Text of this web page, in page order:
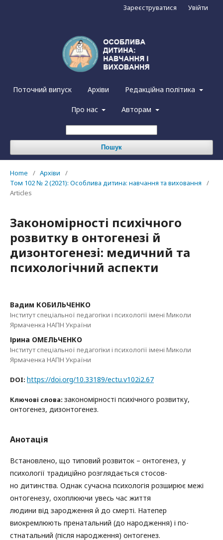
Поточний випуск Архіви Редакційна політика
Про нас Авторам
Пошук
Зареєструватися Увійти
Home / Архіви
/
Том 102 № 2 (2021): Особлива дитина: навчання та виховання
/
Articles
Закономірності психічного
розвитку в онтогенезі й
дизонтогенезі: медичний та
психологічний аспекти
Вадим КОБИЛЬЧЕНКО
Інститут спеціальної педагогіки і психології імені Миколи
Ярмаченка НАПН України
Ірина ОМЕЛЬЧЕНКО
Інститут спеціальної педагогіки і психології імені Миколи
Ярмаченка НАПН України
DOI: https://doi.org/10.33189/ectu.v102i2.67
Ключові слова: закономірності психічного розвитку,
онтогенез, дизонтогенез.
Анотація
Встановлено, що типовий розвиток – онтогенез, у
психології традиційно розглядається стосов-
но дитинства. Однак сучасна психологія розширює межі
онтогенезу, охоплюючи увесь час життя
людини від зародження й до смерті. Натепер
виокремлюють пренатальний (до народження) і по-
стнатальний (після народження) онтогенез.